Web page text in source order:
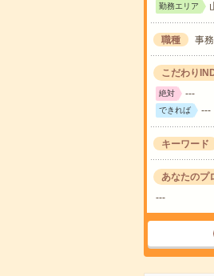
勤務エリア
職種 事
こだわり
絶対 ---
できれば ---
キーワード
あなたのプ
---